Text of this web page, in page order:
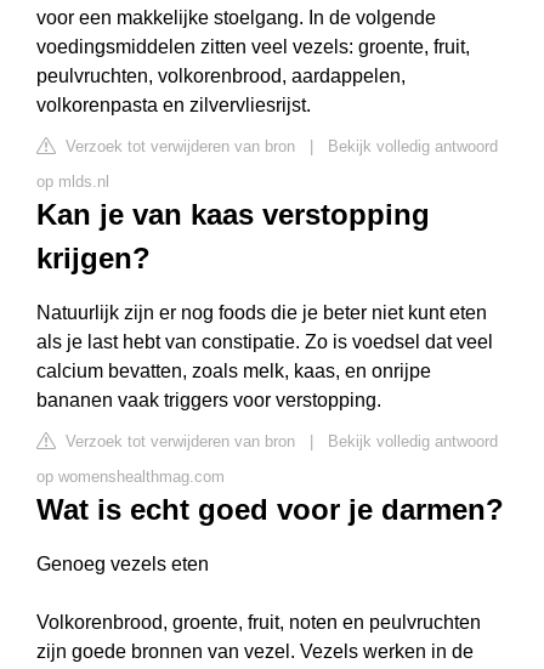
voor een makkelijke stoelgang. In de volgende
voedingsmiddelen zitten veel vezels: groente, fruit,
peulvruchten, volkorenbrood, aardappelen,
volkorenpasta en zilvervliesrijst.
Verzoek tot verwijderen van bron
Bekijk volledig antwoord
op mlds.nl
Kan je van kaas verstopping
krijgen?
Natuurlijk zijn er nog foods die je beter niet kunt eten
als je last hebt van constipatie. Zo is voedsel dat veel
calcium bevatten, zoals melk, kaas, en onrijpe
bananen vaak triggers voor verstopping.
Verzoek tot verwijderen van bron
Bekijk volledig antwoord
op womenshealthmag.com
Wat is echt goed voor je darmen?
Genoeg vezels eten
Volkorenbrood, groente, fruit, noten en peulvruchten
zijn goede bronnen van vezel. Vezels werken in de